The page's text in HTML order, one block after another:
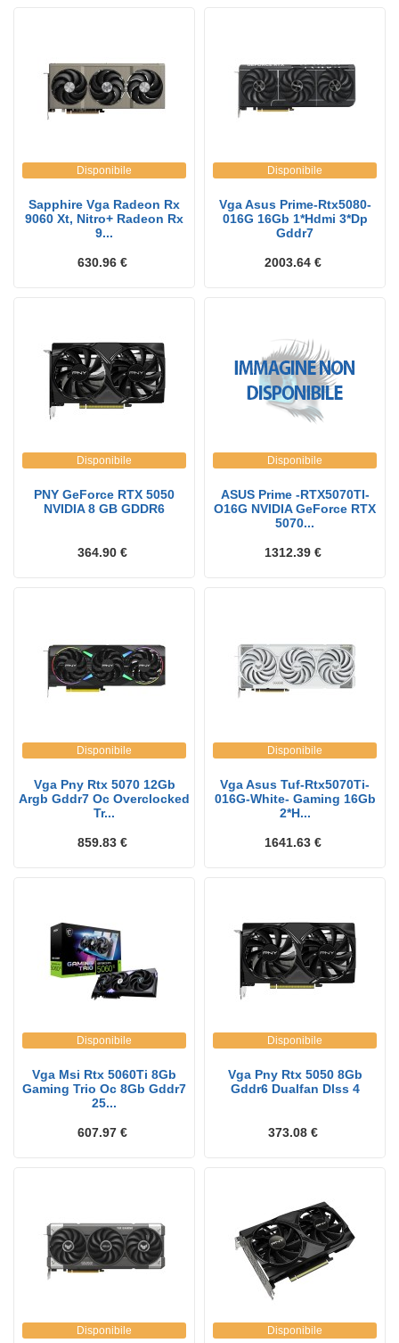
Disponibile
Sapphire Vga Radeon Rx
9060 Xt, Nitro+ Radeon Rx
9...
630.96 €
Disponibile
Vga Asus Prime-Rtx5080-
016G 16Gb 1*Hdmi 3*Dp
Gddr7
2003.64 €
Disponibile
PNY GeForce RTX 5050
NVIDIA 8 GB GDDR6
364.90 €
Disponibile
ASUS Prime -RTX5070TI-
O16G NVIDIA GeForce RTX
5070...
1312.39 €
Disponibile
Vga Pny Rtx 5070 12Gb
Argb Gddr7 Oc Overclocked
Tr...
859.83 €
Disponibile
Vga Asus Tuf-Rtx5070Ti-
016G-White- Gaming 16Gb
2*H...
1641.63 €
Disponibile
Vga Msi Rtx 5060Ti 8Gb
Gaming Trio Oc 8Gb Gddr7
25...
607.97 €
Disponibile
Vga Pny Rtx 5050 8Gb
Gddr6 Dualfan Dlss 4
373.08 €
Disponibile Disponibile